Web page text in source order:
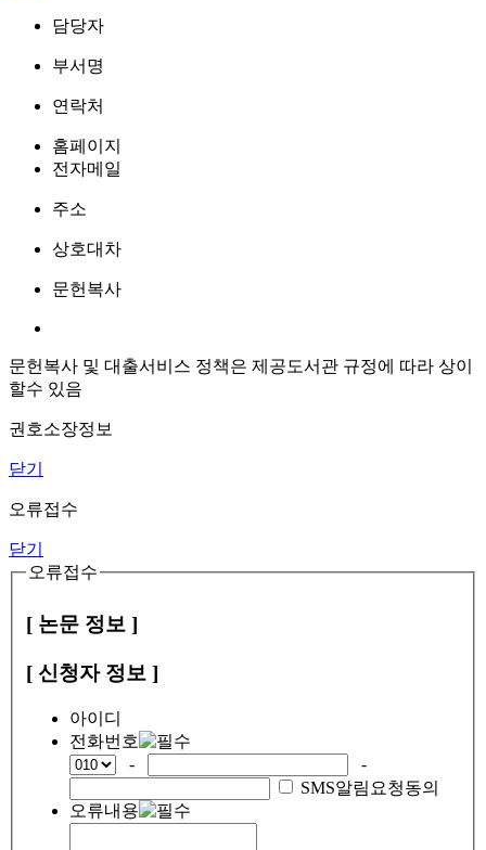
담당자
부서명
연락처
홈페이지
전자메일
주소
상호대차
문헌복사
문헌복사 및 대출서비스 정책은 제공도서관 규정에 따라 상이
할수 있음
권호소장정보
닫기
오류접수
닫기
오류접수
[ 논문 정보 ]
[ 신청자 정보 ]
아이디
전화번호
-
-
SMS알림요청동의
오류내용